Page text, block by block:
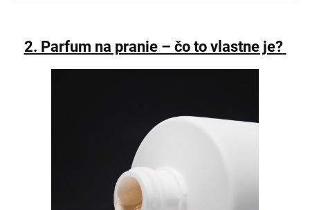
2. Parfum na pranie – čo to vlastne je?